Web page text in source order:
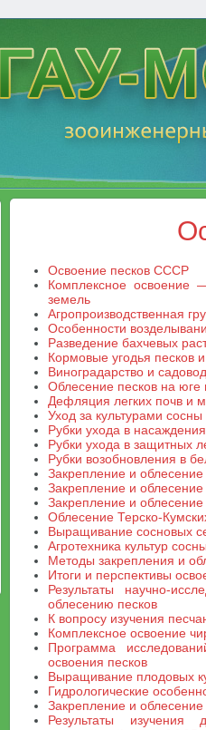
Освоение песков СССР
Комплексное освоение
земель
Агропроизводственная
Особенности
Разведение бахчевых
Кормовые угодья песков
Виноградарство и
Облесение песков на
Дефляция легких почв и
Уход за культурами
Рубки ухода в
Рубки ухода в защитных
Рубки возобновления в
Закрепление и
Закрепление и облесение
Закрепление и
Облесение Терско-
Выращивание сосновых
Агротехника культур
Методы закрепления и
Итоги и перспективы
Результаты научно-
облесению песков
К вопросу изучения
Комплексное освоение
Программа
освоения песков
Выращивание плодовых
Гидрологические
Закрепление и
Результаты изучения